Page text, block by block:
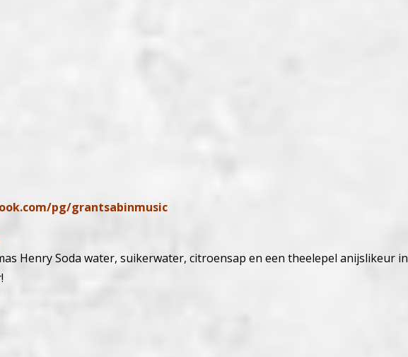
pg/grantsabinmusic
Henry Soda water, suikerwater, citroensap en een theelepel anijslikeur in